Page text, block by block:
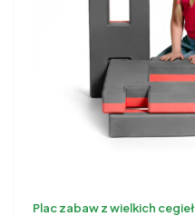
Plac zabaw z wielkich cegieł